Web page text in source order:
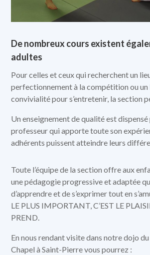
De nombreux cours existent
adultes
Pour celles et ceux qui recherchent un
perfectionnement à la compétition ou un
convivialité pour s’entretenir, la section
Un enseignement de qualité est
professeur qui apporte toute son
adhérents puissent atteindre leurs
Toute l’équipe de la section offre aux
une pédagogie progressive et adaptée
d’apprendre et de s’exprimer tout en
LE PLUS IMPORTANT, C’EST LE
PREND.
En nous rendant visite dans notre dojo
Chapel à Saint-Pierre vous pourrez :